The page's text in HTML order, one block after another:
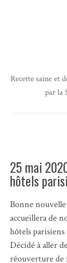
25 mai
hôtels
Bonne
accueillera de
hôtels
Décidé à aller
réouverture de
Recette saine et
par la